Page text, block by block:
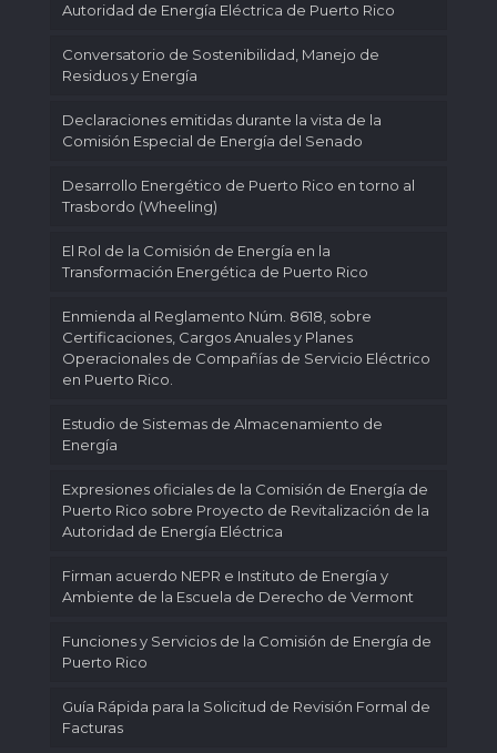
Autoridad de Energía Eléctrica de Puerto Rico
Conversatorio de Sostenibilidad, Manejo de
Residuos y Energía
Declaraciones emitidas durante la vista de la
Comisión Especial de Energía del Senado
Desarrollo Energético de Puerto Rico en torno al
Trasbordo (Wheeling)
El Rol de la Comisión de Energía en la
Transformación Energética de Puerto Rico
Enmienda al Reglamento Núm. 8618, sobre
Certificaciones, Cargos Anuales y Planes
Operacionales de Compañías de Servicio Eléctrico
en Puerto Rico.
Estudio de Sistemas de Almacenamiento de
Energía
Expresiones oficiales de la Comisión de Energía de
Puerto Rico sobre Proyecto de Revitalización de la
Autoridad de Energía Eléctrica
Firman acuerdo NEPR e Instituto de Energía y
Ambiente de la Escuela de Derecho de Vermont
Funciones y Servicios de la Comisión de Energía de
Puerto Rico
Guía Rápida para la Solicitud de Revisión Formal de
Facturas